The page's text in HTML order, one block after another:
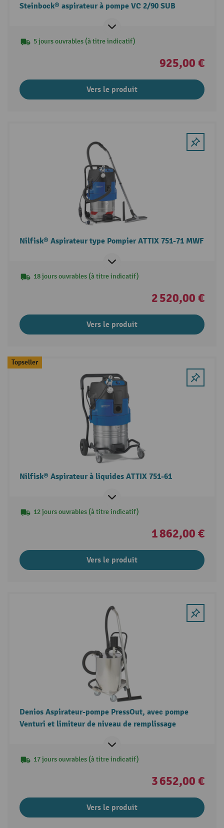
Steinbock® aspirateur à pompe VC 2/90 SUB
5 jours ouvrables (à titre indicatif)
925,00 €
Vers le produit
Nilfisk® Aspirateur type Pompier ATTIX 751-71 MWF
18 jours ouvrables (à titre indicatif)
2 520,00 €
Vers le produit
Topseller
Nilfisk® Aspirateur à liquides ATTIX 751-61
12 jours ouvrables (à titre indicatif)
1 862,00 €
Vers le produit
Denios Aspirateur-pompe PressOut, avec pompe
Venturi et limiteur de niveau de remplissage
17 jours ouvrables (à titre indicatif)
3 652,00 €
Vers le produit